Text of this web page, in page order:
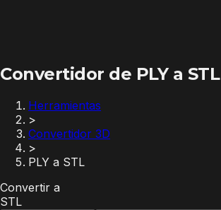
Convertidor de PLY a STL
Herramientas
>
Convertidor 3D
>
PLY a STL
Convertir a
STL